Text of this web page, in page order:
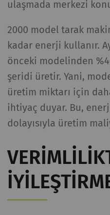
ulaşmada merkezi
2000 model tarak
kadar enerji kullanır.
önceki modelinden
şeridi üretir. Yani,
üretim miktarı için
ihtiyaç duyar. Bu,
dolayısıyla üretim
kullanıcı
sağlayan
verileri
kullanılır.
_gat_XXX
Google
Tanımlama
_gid
Eşsiz bir
kaydeder.
analizine
sağlayan
verileri
kullanılır.